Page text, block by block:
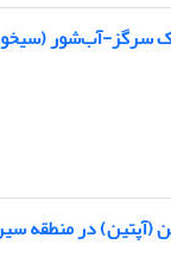
سرگز-آب‌شور
در منطقه